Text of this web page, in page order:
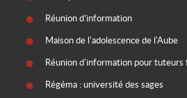
Réunion d’information
Maison de l'adolescence de l'Aube
Réunion d'information pour tuteurs
Régéma : université des sages